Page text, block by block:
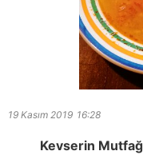
19 Kasım 2019 16:28
Kevserin